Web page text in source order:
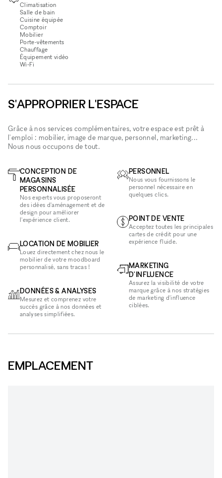
Climatisation
Salle de bain
Cuisine équipée
Comptoir
Mobilier
Porte-vêtements
Chauffage
Équipement vidéo
Wi‑Fi
S'APPROPRIER L'ESPACE
Grâce à nos services complémentaires, votre espace est prêt à
l'emploi : mobilier, image de marque, personnel, marketing...
Nous nous occupons de tout.
CONCEPTION DE
MAGASINS
PERSONNALISÉE
Nos experts vous proposeront
des idées d'aménagement et de
design pour améliorer
l'expérience client.
LOCATION DE MOBILIER
Louez directement chez nous le
mobilier de votre moodboard
personnalisé, sans tracas !
DONNÉES & ANALYSES
Mesurez et comprenez votre
succès grâce à nos données et
analyses simplifiées.
PERSONNEL
Nous vous fournissons le
personnel nécessaire en
quelques clics.
POINT DE VENTE
Acceptez toutes les principales
cartes de crédit pour une
expérience fluide.
MARKETING
D'INFLUENCE
Assurez la visibilité de votre
marque grâce à nos stratégies
de marketing d'influence
ciblées.
EMPLACEMENT